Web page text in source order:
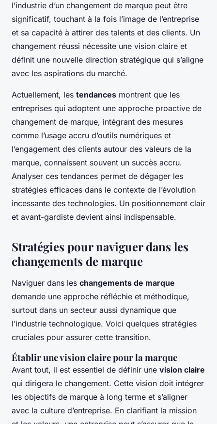
l’industrie d’un changement de marque peut être
significatif, touchant à la fois l’image de l’entreprise
et sa capacité à attirer des talents et des clients. Un
changement réussi nécessite une vision claire et
définit une nouvelle direction stratégique qui s’aligne
avec les aspirations du marché.
Actuellement, les tendances montrent que les
entreprises qui adoptent une approche proactive de
changement de marque, intégrant des mesures
comme l’usage accru d’outils numériques et
l’engagement des clients autour des valeurs de la
marque, connaissent souvent un succès accru.
Analyser ces tendances permet de dégager les
stratégies efficaces dans le contexte de l’évolution
incessante des technologies. Un positionnement clair
et avant-gardiste devient ainsi indispensable.
Stratégies pour naviguer dans les
changements de marque
Naviguer dans les changements de marque
demande une approche réfléchie et méthodique,
surtout dans un secteur aussi dynamique que
l’industrie technologique. Voici quelques stratégies
cruciales pour assurer cette transition.
Établir une vision claire pour la marque
Avant tout, il est essentiel de définir une vision claire
qui dirigera le changement. Cette vision doit intégrer
les objectifs de marque à long terme et s’aligner
avec la culture d’entreprise. En clarifiant la mission